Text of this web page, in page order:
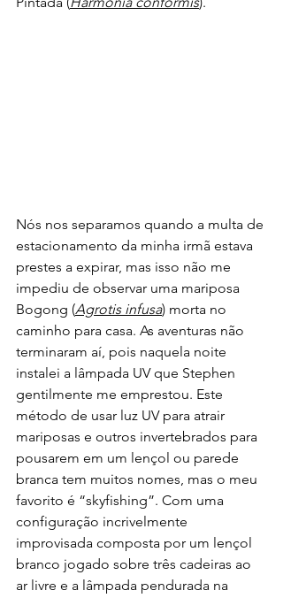
Nós nos separamos quando a multa de
estacionamento da minha irmã estava
prestes a expirar, mas isso não me
impediu de observar uma mariposa
Bogong (Agrotis infusa) morta no
caminho para casa. As aventuras não
terminaram aí, pois naquela noite
instalei a lâmpada UV que Stephen
gentilmente me emprestou. Este
método de usar luz UV para atrair
mariposas e outros invertebrados para
pousarem em um lençol ou parede
branca tem muitos nomes, mas o meu
favorito é “skyfishing”. Com uma
configuração incrivelmente
improvisada composta por um lençol
branco jogado sobre três cadeiras ao
ar livre e a lâmpada pendurada na